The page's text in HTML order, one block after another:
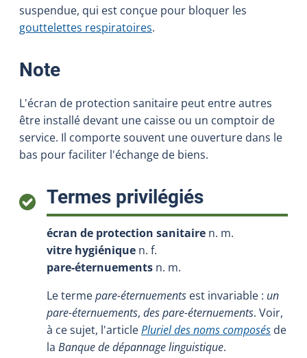
suspendue, qui est conçue pour bloquer les
gouttelettes respiratoires.
Note:
L'écran de protection sanitaire peut entre autres
être installé devant une caisse ou un comptoir de
service. Il comporte souvent une ouverture dans le
bas pour faciliter l'échange de biens.
Termes privilégiés:
écran de protection sanitaire n. m.
vitre hygiénique n. f.
pare-éternuements n. m.
Le termepare-éternuements est invariable : un
pare-éternuements, des pare-éternuements. Voir,
à ce sujet, l'articlePluriel des noms composés de
la Banque de dépannage linguistique.